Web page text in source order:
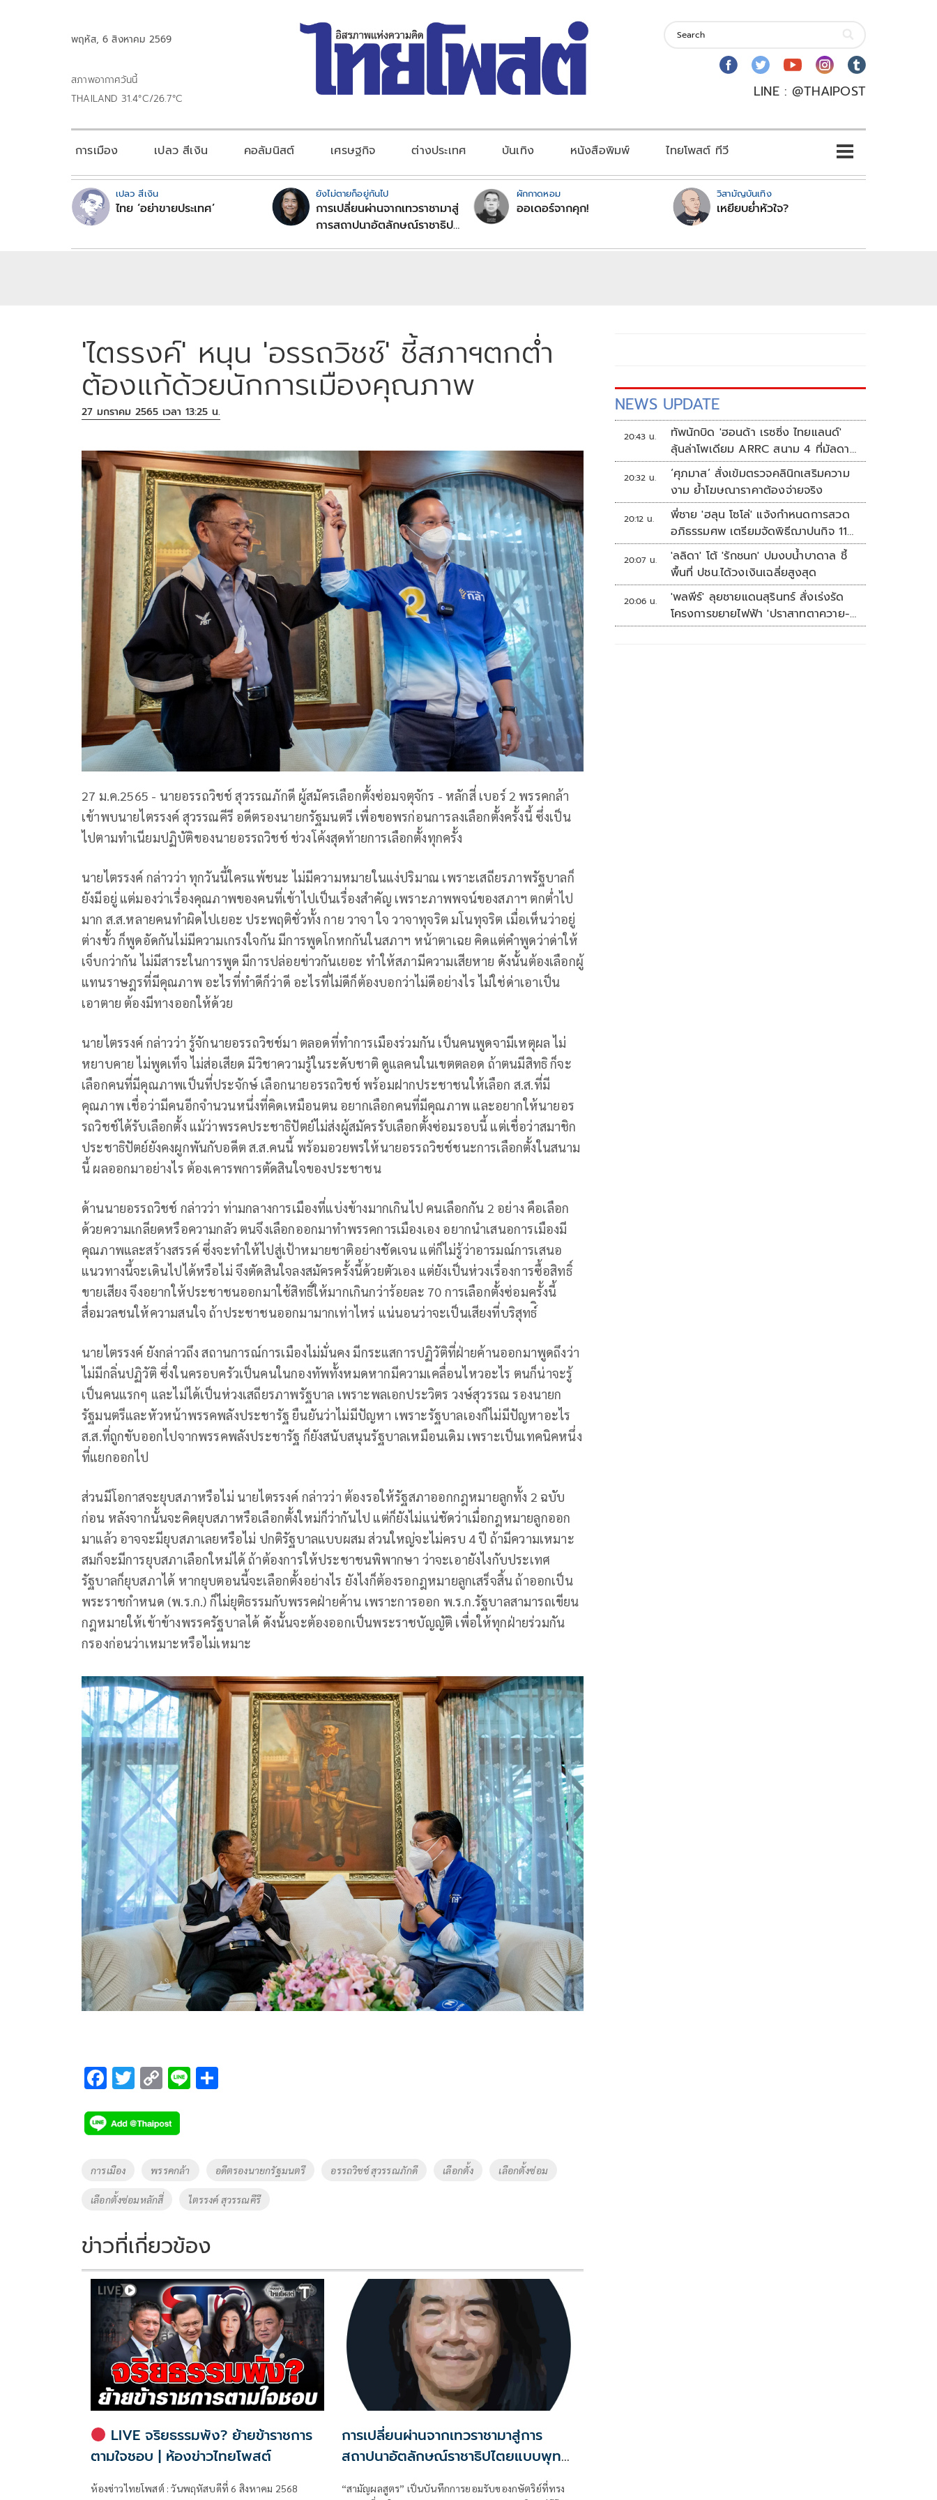
พฤหัส, 6 สิงหาคม 2569
สภาพอากาศวันนี้
THAILAND 31.4°C/26.7°C
LINE : @THAIPOST
การเมือง เปลว สีเงิน คอลัมนิสต์ เศรษฐกิจ ต่างประเทศ บันเทิง หนังสือพิมพ์ ไทยโพสต์ ทีวี
เปลว สีเงิน
ไทย ‘อย่าขายประเทศ’
ยังไม่ตายก็อยู่กันไป
การเปลี่ยนผ่านจากเทวราชามาสู่
การสถาปนาอัตลักษณ์ราชาธิป
ผักกาดหอม
ออเดอร์จากคุก!
วิสามัญบันเทิง
เหยียบย่ำหัวใจ?
'ไตรรงค์' หนุน 'อรรถวิชช์' ชี้สภาฯตกต่ำ
ต้องแก้ด้วยนักการเมืองคุณภาพ
27 มกราคม 2565 เวลา 13:25 น.
27 ม.ค.2565 - นายอรรถวิชช์ สุวรรณภักดี ผู้สมัครเลือกตั้งซ่อมจตุจักร - หลักสี่ เบอร์ 2 พรรคกล้า
เข้าพบนายไตรรงค์ สุวรรณคีรี อดีตรองนายกรัฐมนตรี เพื่อขอพรก่อนการลงเลือกตั้งครั้งนี้ ซึ่งเป็น
ไปตามทำเนียมปฏิบัติของนายอรรถวิชช์ ช่วงโค้งสุดท้ายการเลือกตั้งทุกครั้ง
นายไตรรงค์ กล่าวว่า ทุกวันนี้ใครแพ้ชนะ ไม่มีความหมายในแง่ปริมาณ เพราะเสถียรภาพรัฐบาลก็
ยังมีอยู่ แต่มองว่าเรื่องคุณภาพของคนที่เข้าไปเป็นเรื่องสำคัญ เพราะภาพพจน์ของสภาฯ ตกต่ำไป
มาก ส.ส.หลายคนทำผิดไปเยอะ ประพฤติชั่วทั้ง กาย วาจา ใจ วาจาทุจริต มโนทุจริต เมื่อเห็นว่าอยู่
ต่างขั้ว ก็พูดอัดกันไม่มีความเกรงใจกัน มีการพูดโกหกกันในสภาฯ หน้าตาเฉย คิดแต่คำพูดว่าด่าให้
เจ็บกว่ากัน ไม่มีสาระในการพูด มีการปล่อยข่าวกันเยอะ ทำให้สภามีความเสียหาย ดังนั้นต้องเลือกผู้
แทนราษฎรที่มีคุณภาพ อะไรที่ทำดีก็ว่าดี อะไรที่ไม่ดีก็ต้องบอกว่าไม่ดีอย่างไร ไม่ใช่ด่าเอาเป็น
เอาตาย ต้องมีทางออกให้ด้วย
นายไตรรงค์ กล่าวว่า รู้จักนายอรรถวิชช์มา ตลอดที่ทำการเมืองร่วมกัน เป็นคนพูดจามีเหตุผล ไม่
หยาบคาย ไม่พูดเท็จ ไม่ส่อเสียด มีวิชาความรู้ในระดับชาติ ดูแลคนในเขตตลอด ถ้าตนมีสิทธิ ก็จะ
เลือกคนที่มีคุณภาพเป็นที่ประจักษ์ เลือกนายอรรถวิชช์ พร้อมฝากประชาชนให้เลือก ส.ส.ที่มี
คุณภาพ เชื่อว่ามีคนอีกจำนวนหนึ่งที่คิดเหมือนตน อยากเลือกคนที่มีคุณภาพ และอยากให้นายอร
รถวิชช์ได้รับเลือกตั้ง แม้ว่าพรรคประชาธิปัตย์ไม่ส่งผู้สมัครรับเลือกตั้งซ่อมรอบนี้ แต่เชื่อว่าสมาชิก
ประชาธิปัตย์ยังคงผูกพันกับอดีต ส.ส.คนนี้ พร้อมอวยพรให้นายอรรถวิชช์ชนะการเลือกตั้งในสนาม
นี้ ผลออกมาอย่างไร ต้องเคารพการตัดสินใจของประชาชน
ด้านนายอรรถวิชช์ กล่าวว่า ท่ามกลางการเมืองที่แบ่งข้างมากเกินไป คนเลือกกัน 2 อย่าง คือเลือก
ด้วยความเกลียดหรือความกลัว ตนจึงเลือกออกมาทำพรรคการเมืองเอง อยากนำเสนอการเมืองมี
คุณภาพและสร้างสรรค์ ซึ่งจะทำให้ไปสู่เป้าหมายชาติอย่างชัดเจน แต่ก็ไม่รู้ว่าอารมณ์การเสนอ
แนวทางนี้จะเดินไปได้หรือไม่ จึงตัดสินใจลงสมัครครั้งนี้ด้วยตัวเอง แต่ยังเป็นห่วงเรื่องการซื้อสิทธิ์
ขายเสียง จึงอยากให้ประชาชนออกมาใช้สิทธิ์ให้มากเกินกว่าร้อยละ 70 การเลือกตั้งซ่อมครั้งนี้
สื่อมวลชนให้ความสนใจ ถ้าประชาชนออกมามากเท่าไหร่ แน่นอนว่าจะเป็นเสียงที่บริสุทธ์ิ
นายไตรรงค์ ยังกล่าวถึง สถานการณ์การเมืองไม่มั่นคง มีกระแสการปฏิวัติที่ฝ่ายค้านออกมาพูดถึงว่า
ไม่มีกลิ่นปฏิวัติ ซึ่งในครอบครัวเป็นคนในกองทัพทั้งหมดหากมีความเคลื่อนไหวอะไร ตนก็น่าจะรู้
เป็นคนแรกๆ และไม่ได้เป็นห่วงเสถียรภาพรัฐบาล เพราะพลเอกประวิตร วงษ์สุวรรณ รองนายก
รัฐมนตรีและหัวหน้าพรรคพลังประชารัฐ ยืนยันว่าไม่มีปัญหา เพราะรัฐบาลเองก็ไม่มีปัญหาอะไร
ส.ส.ที่ถูกขับออกไปจากพรรคพลังประชารัฐ ก็ยังสนับสนุนรัฐบาลเหมือนเดิม เพราะเป็นเทคนิคหนึ่ง
ที่แยกออกไป
ส่วนมีโอกาสจะยุบสภาหรือไม่ นายไตรรงค์ กล่าวว่า ต้องรอให้รัฐสภาออกกฎหมายลูกทั้ง 2 ฉบับ
ก่อน หลังจากนั้นจะคิดยุบสภาหรือเลือกตั้งใหม่ก็ว่ากันไป แต่ก็ยังไม่แน่ชัดว่าเมื่อกฎหมายลูกออก
มาแล้ว อาจจะมียุบสภาเลยหรือไม่ ปกติรัฐบาลแบบผสม ส่วนใหญ่จะไม่ครบ 4 ปี ถ้ามีความเหมาะ
สมก็จะมีการยุบสภาเลือกใหม่ได้ ถ้าต้องการให้ประชาชนพิพากษา ว่าจะเอายังไงกับประเทศ
รัฐบาลก็ยุบสภาได้ หากยุบตอนนี้จะเลือกตั้งอย่างไร ยังไงก็ต้องรอกฎหมายลูกเสร็จสิ้น ถ้าออกเป็น
พระราชกำหนด (พ.ร.ก.) ก็ไม่ยุติธรรมกับพรรคฝ่ายค้าน เพราะการออก พ.ร.ก.รัฐบาลสามารถเขียน
กฎหมายให้เข้าข้างพรรครัฐบาลได้ ดังนั้นจะต้องออกเป็นพระราชบัญญัติ เพื่อให้ทุกฝ่ายร่วมกัน
กรองก่อนว่าเหมาะหรือไม่เหมาะ
F
e
b
o
o
k
T
tt
er
C
p
y
Li
n
Li
Tags
การเมือง พรรคกล้า อดีตรองนายกรัฐมนตรี อรรถวิชช์ สุวรรณภักดี เลือกตั้ง เลือกตั้งซ่อม
เลือกตั้งซ่อมหลักสี่ ไตรรงค์ สุวรรณคีรี
ข่าวที่เกี่ยวข้อง
LIVE จริยธรรมพัง? ย้ายข้าราชการ
ตามใจชอบ | ห้องข่าวไทยโพสต์
ห้องข่าวไทยโพสต์ : วันพฤหัสบดีที่ 6 สิงหาคม 2568
การเปลี่ยนผ่านจากเทวราชามาสู่การ
สถาปนาอัตลักษณ์ราชาธิปไตยแบบพุทธ
ศาสนาในพระไตรปิฏก : สามัญผลสูตรใน
“สามัญผลสูตร” เป็นบันทึกการยอมรับของกษัตริย์ที่ทรง
NEWS UPDATE
20:43 น.
ทัพนักบิด 'ฮอนด้า เรซซิ่ง ไทยแลนด์'
ลุ้นล่าโพเดียม ARRC สนาม 4 ที่มัลดาลิ
กา
20:32 น.
‘ศุภมาส’ สั่งเข้มตรวจคลินิกเสริมความ
งาม ย้ำโฆษณาราคาต้องจ่ายจริง
20:12 น.
พี่ชาย 'ฮลุน โซโล่' แจ้งกำหนดการสวด
อภิธรรมศพ เตรียมจัดพิธีฌาปนกิจ 11
ส.ค.
20:07 น.
'ลลิดา' โต้ 'รักชนก' ปมงบน้ำบาดาล ชี้
พื้นที่ ปชน.ได้วงเงินเฉลี่ยสูงสุด
20:06 น.
'พลพีร์' ลุยชายแดนสุรินทร์ สั่งเร่งรัด
โครงการขยายไฟฟ้า 'ปราสาทตาควาย-
เนิน 350'